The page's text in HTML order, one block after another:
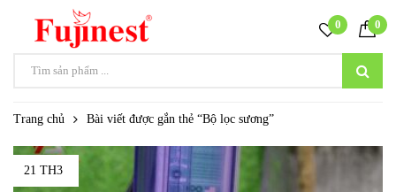
0 0
Trang chủ Bài viết được gắn thẻ “Bộ lọc sương”
21 TH3